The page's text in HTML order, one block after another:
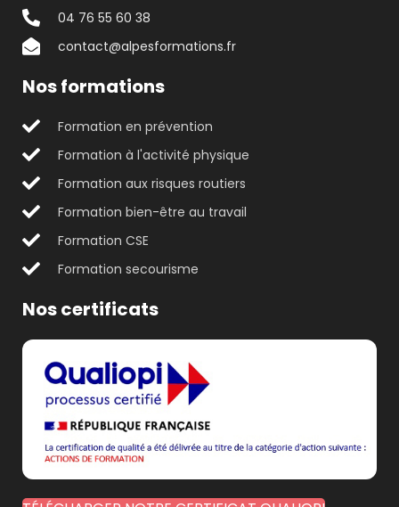
04 76 55 60 38
contact@alpesformations.fr
Nos formations
Formation en prévention
Formation à l'activité physique
Formation aux risques routiers
Formation bien-être au travail
Formation CSE
Formation secourisme
Nos certificats